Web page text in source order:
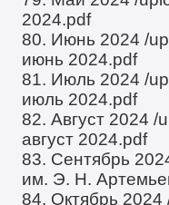
2024.pdf
80. Июнь 2024/
июнь 2024.pdf
81. Июль 2024/
июль 2024.pdf
82. Август 2024/
август 2024.pdf
83. Сентябрь
им. Э. Н.
84. Октябрь 2024